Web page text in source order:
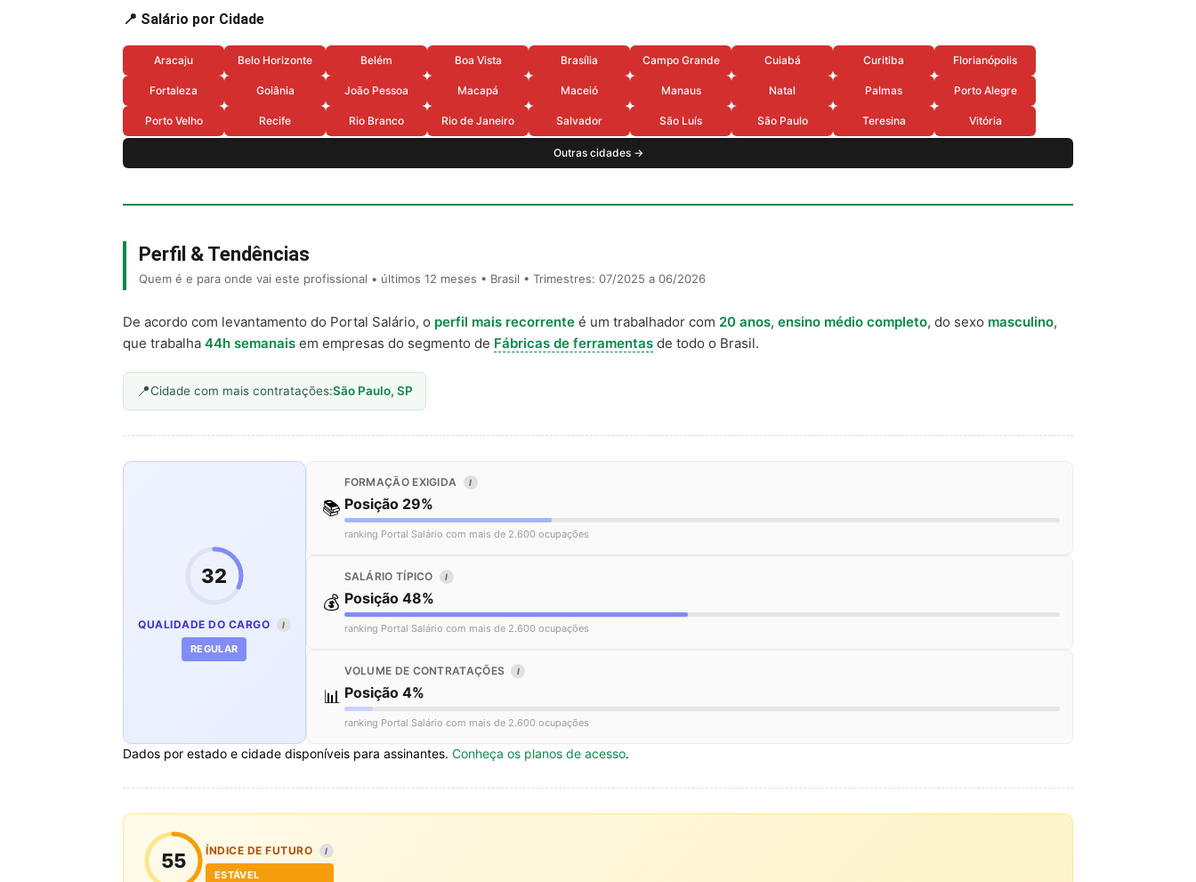
📍 Salário por Cidade
Aracaju Belo Horizonte Belém Boa Vista Brasília Campo Grande Cuiabá Curitiba Florianópolis
Fortaleza Goiânia João Pessoa Macapá Maceió Manaus Natal Palmas Porto Alegre
Porto Velho Recife Rio Branco Rio de Janeiro Salvador São Luís São Paulo Teresina Vitória
Outras cidades →
Perfil & Tendências
Quem é e para onde vai este profissional • últimos 12 meses • Brasil • Trimestres: 07/2025 a 06/2026
De acordo com levantamento do Portal Salário, o perfil mais recorrente é um trabalhador com 20 anos, ensino médio completo, do sexo masculino,
que trabalha 44h semanais em empresas do segmento de Fábricas de ferramentas de todo o Brasil.
Cidade com mais contratações:São Paulo, SP
32
QUALIDADE DO CARGO I
REGULAR
📚
FORMAÇÃO EXIGIDA I
Posição 29%
ranking Portal Salário com mais de 2.600 ocupações
💰
SALÁRIO TÍPICO I
Posição 48%
ranking Portal Salário com mais de 2.600 ocupações
📊
VOLUME DE CONTRATAÇÕES I
Posição 4%
ranking Portal Salário com mais de 2.600 ocupações
Dados por estado e cidade disponíveis para assinantes. Conheça os planos de acesso.
55 ÍNDICE DE FUTURO I
ESTÁVEL